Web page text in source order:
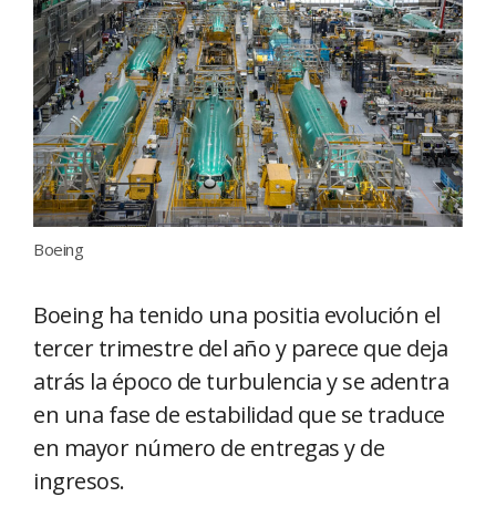
Boeing
Boeing ha tenido una positia evolución el
tercer trimestre del año y parece que deja
atrás la époco de turbulencia y se adentra
en una fase de estabilidad que se traduce
en mayor número de entregas y de
ingresos.